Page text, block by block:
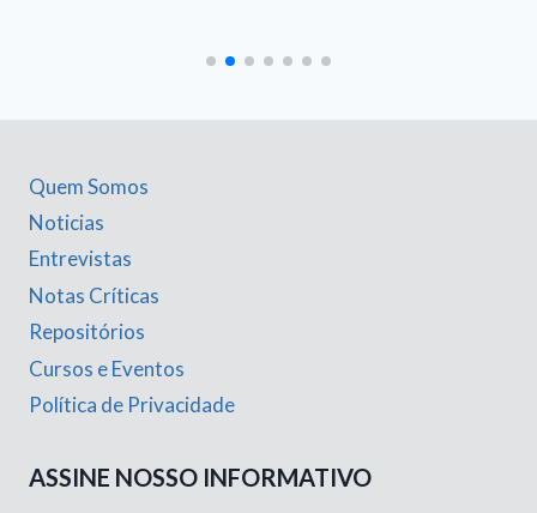
Quem Somos
Noticias
Entrevistas
Notas Críticas
Repositórios
Cursos e Eventos
Política de Privacidade
ASSINE NOSSO INFORMATIVO